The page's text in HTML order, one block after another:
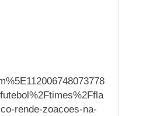
rende-zoacoes-na-